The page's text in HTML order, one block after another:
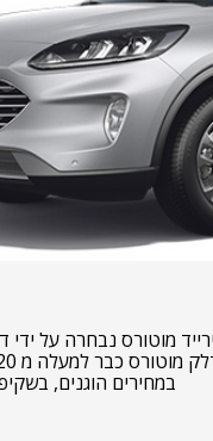
מוטורס נבחרה על ידי
חרטנו על דגלנו לתת את השירות הטוב והאמין ביותר לכלל לקוחותינו בטופ טרייד מוטורס ניתן לבצע עסקאות טרייד אין
במחירים הוגנים,